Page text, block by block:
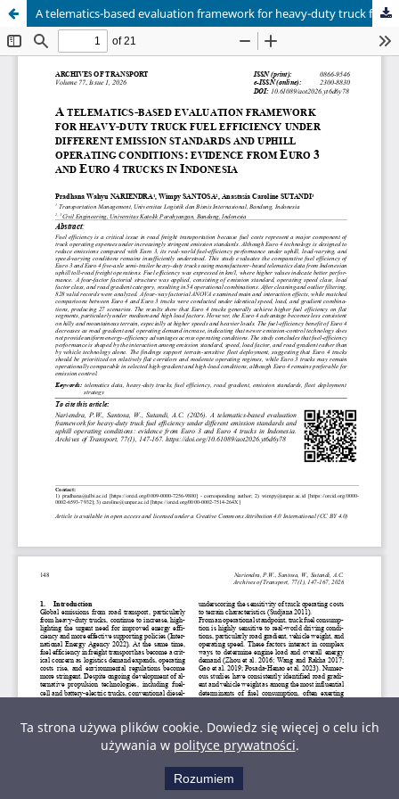
A telematics-based evaluation framework for heavy-duty truck fuel efficiency under different emission standards and uphill operating conditions: evidence from Euro 3 and Euro 4 trucks in Indonesia
Ta strona używa plików cookie. Dowiedz się więcej o celu ich
używania w polityce prywatności.
Rozumiem